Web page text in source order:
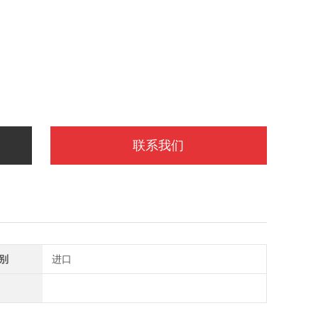
联系我们
进口